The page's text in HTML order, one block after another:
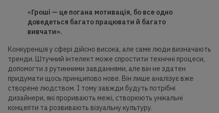
«Гроші — це погана мотивація, бо все одно
доведеться багато працювати й багато
вивчати».
Конкуренція у сфері дійсно висока, але саме люди визначають
тренди. Штучний інтелект може спростити технічні процеси,
допомогти з рутинними завданнями, але він не здатен
придумати щось принципово нове. Він лише аналізує вже
створене людством. І тому завжди будуть потрібні
дизайнери, які проривають межі, створюють унікальні
концепти та розвивають візуальну культуру.